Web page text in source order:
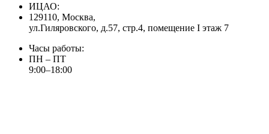
ИЦАО:
129110, Москва,
ул.Гиляровского, д.57, стр.4, помещение I этаж 7
Часы работы:
ПН – ПТ
9:00–18:00